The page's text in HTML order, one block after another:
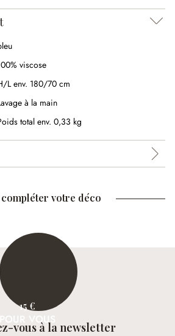
viscose
L env. 180/70 cm
à la main
total env. 0,33 kg
votre déco
15 €
POUR VOUS
vous à la newsletter